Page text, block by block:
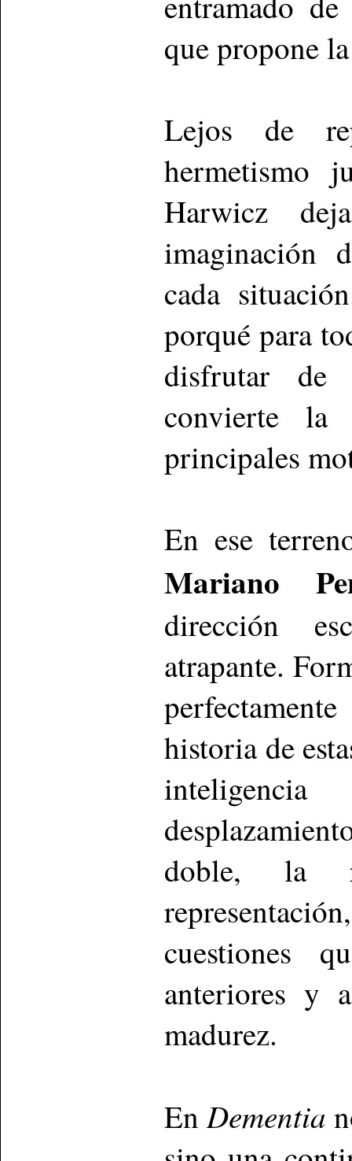
que propone
Lejos de
hermetismo
Harwicz
imaginación
cada
porqué para
disfrutar de
convierte la
principales
En ese
Mariano
dirección
atrapante.
historia de
doble, la
cuestiones
anteriores y
madurez.
EnDementia